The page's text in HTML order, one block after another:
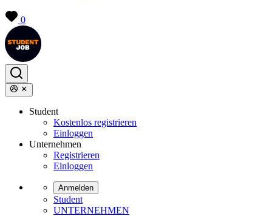
0
Student
Kostenlos registrieren
Einloggen
Unternehmen
Registrieren
Einloggen
Anmelden
Student
UNTERNEHMEN